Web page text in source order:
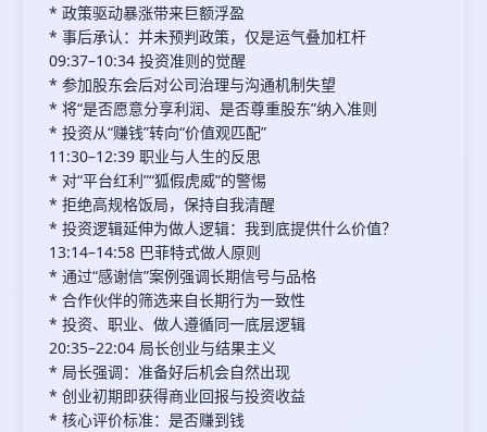
* 政策驱动暴涨带来巨额浮盈
* 事后承认：并未预判政策，仅是运气叠加杠杆
09:37–10:34 投资准则的觉醒
* 参加股东会后对公司治理与沟通机制失望
* 将“是否愿意分享利润、是否尊重股东”纳入准则
* 投资从“赚钱”转向“价值观匹配”
11:30–12:39 职业与人生的反思
* 对“平台红利”“狐假虎威”的警惕
* 拒绝高规格饭局，保持自我清醒
* 投资逻辑延伸为做人逻辑：我到底提供什么价值？
13:14–14:58 巴菲特式做人原则
* 通过“感谢信”案例强调长期信号与品格
* 合作伙伴的筛选来自长期行为一致性
* 投资、职业、做人遵循同一底层逻辑
20:35–22:04 局长创业与结果主义
* 局长强调：准备好后机会自然出现
* 创业初期即获得商业回报与投资收益
* 核心评价标准：是否赚到钱